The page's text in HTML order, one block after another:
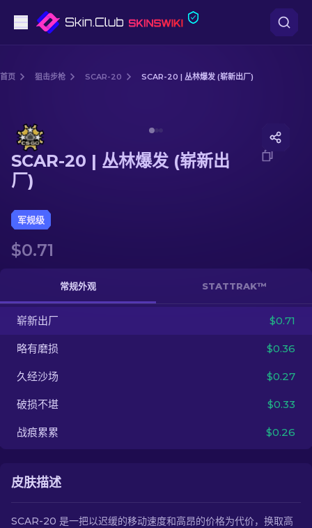
步枪
狙击步枪
手套
其他
ZH-CN
首页 狙击步枪 SCAR-20 SCAR-20 | 丛林爆发 (崭新出厂)
SCAR-20 | 丛林爆发 (崭新出
厂)
军规级
$0.71
常规外观 STATTRAK™
崭新出厂 $0.71
略有磨损 $0.36
久经沙场 $0.27
破损不堪 $0.33
战痕累累 $0.26
皮肤描述
SCAR-20 是一把以迟缓的移动速度和高昂的价格为代价，换取高